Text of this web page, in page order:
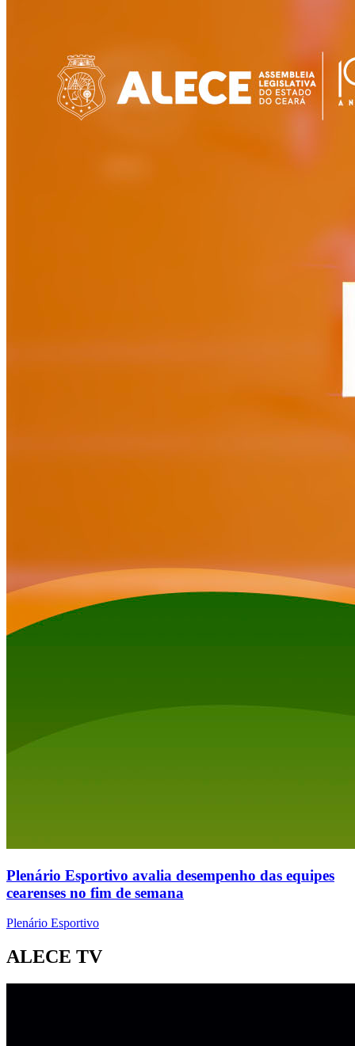
Plenário Esportivo avalia desempenho das equipes
cearenses no fim de semana
Plenário Esportivo
ALECE TV